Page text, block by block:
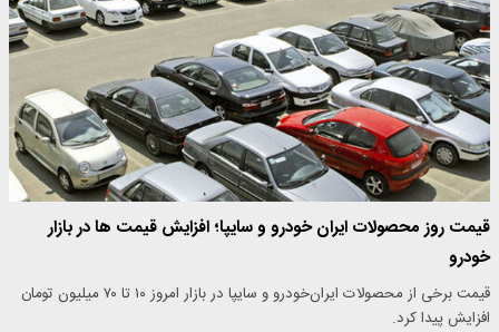
قیمت روز محصولات ایران خودرو و سایپا؛ افزایش قیمت ها در بازار
خودرو
قیمت برخی از محصولات ایران‌خودرو و سایپا در بازار امروز ۱۰ تا ۷۰ میلیون تومان
افزایش پیدا کرد.